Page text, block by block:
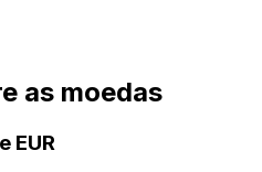
as moedas
EUR